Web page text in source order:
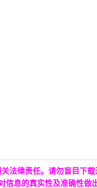
法律责任。请勿盲目下
息的真实性及准确性做